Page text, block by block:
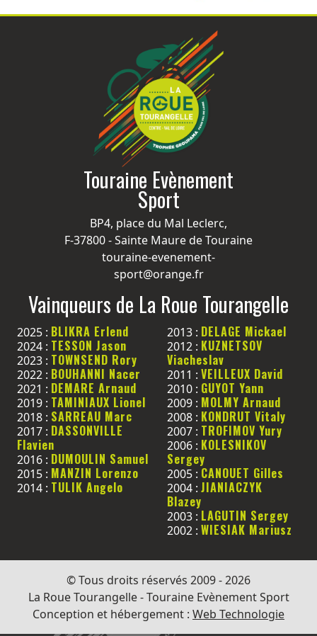
Touraine Evènement
Sport
BP4, place du Mal Leclerc,
F-37800 - Sainte Maure de Touraine
touraine-evenement-
sport@orange.fr
Vainqueurs de La Roue Tourangelle
2025 : BLIKRA Erlend
2024 : TESSON Jason
2023 : TOWNSEND Rory
2022 : BOUHANNI Nacer
2021 : DEMARE Arnaud
2019 : TAMINIAUX Lionel
2018 : SARREAU Marc
2017 : DASSONVILLE
Flavien
2016 : DUMOULIN Samuel
2015 : MANZIN Lorenzo
2014 : TULIK Angelo
2013 : DELAGE Mickael
2012 : KUZNETSOV
Viacheslav
2011 : VEILLEUX David
2010 : GUYOT Yann
2009 : MOLMY Arnaud
2008 : KONDRUT Vitaly
2007 : TROFIMOV Yury
2006 : KOLESNIKOV
Sergey
2005 : CANOUET Gilles
2004 : JIANIACZYK
Blazey
2003 : LAGUTIN Sergey
2002 : WIESIAK Mariusz
© Tous droits réservés 2009 - 2026
La Roue Tourangelle - Touraine Evènement Sport
Conception et hébergement : Web Technologie